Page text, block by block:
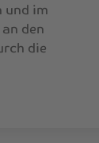
und im
den
die